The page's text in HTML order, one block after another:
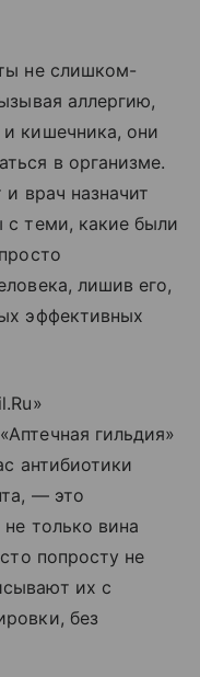
не слишком-
аллергию,
кишечника, они
в организме.
врач назначит
с теми, какие были
лишив его,
эффективных
гильдия»
антибиотики
— это
только вина
попросту не
их с
без